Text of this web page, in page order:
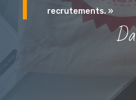
recrutements. »